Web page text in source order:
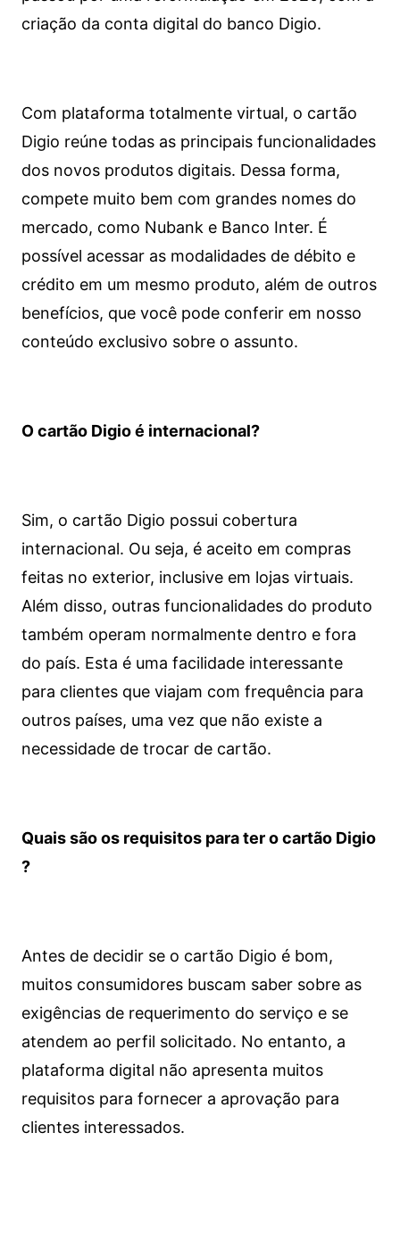
criação da conta digital do banco Digio.
Com plataforma totalmente virtual, o cartão
Digio reúne todas as principais funcionalidades
dos novos produtos digitais. Dessa forma,
compete muito bem com grandes nomes do
mercado, como Nubank e Banco Inter. É
possível acessar as modalidades de débito e
crédito em um mesmo produto, além de outros
benefícios, que você pode conferir em nosso
conteúdo exclusivo sobre o assunto.
O cartão Digio é internacional?
Sim, o cartão Digio possui cobertura
internacional. Ou seja, é aceito em compras
feitas no exterior, inclusive em lojas virtuais.
Além disso, outras funcionalidades do produto
também operam normalmente dentro e fora
do país. Esta é uma facilidade interessante
para clientes que viajam com frequência para
outros países, uma vez que não existe a
necessidade de trocar de cartão.
Quais são os requisitos para ter o cartão Digio
?
Antes de decidir se o cartão Digio é bom,
muitos consumidores buscam saber sobre as
exigências de requerimento do serviço e se
atendem ao perfil solicitado. No entanto, a
plataforma digital não apresenta muitos
requisitos para fornecer a aprovação para
clientes interessados.